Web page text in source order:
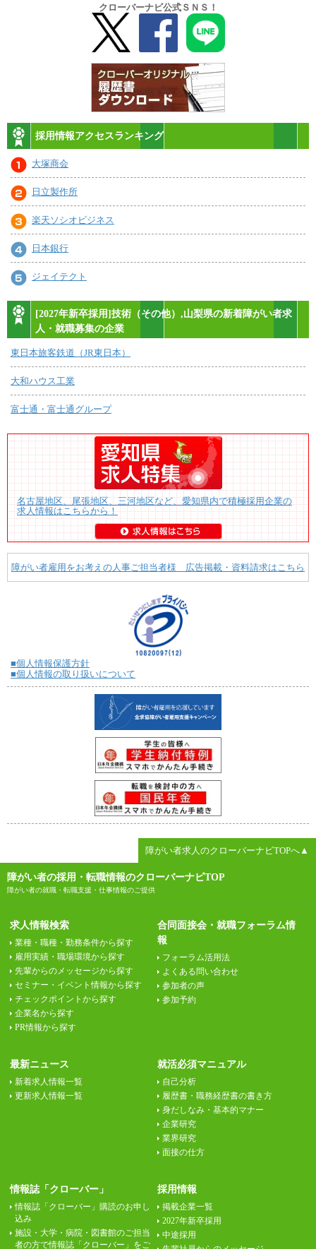
クローバーナビ公式ＳＮＳ！
採用情報アクセスランキング
大塚商会
日立製作所
楽天ソシオビジネス
日本銀行
ジェイテクト
[2027年新卒採用]技術（その他）,山梨県の新着障がい者求
人・就職募集の企業
東日本旅客鉄道（JR東日本）
大和ハウス工業
富士通・富士通グループ
名古屋地区、尾張地区、三河地区など、愛知県内で積極採用企業の
求人情報はこちらから！
障がい者雇用をお考えの人事ご担当者様 広告掲載・資料請求はこちら
■個人情報保護方針
■個人情報の取り扱いについて
障がい者求人のクローバーナビTOPへ▲
障がい者の採用・転職情報のクローバーナビTOP
障がい者の就職・転職支援・仕事情報のご提供
求人情報検索
業種・職種・勤務条件から探す
雇用実績・職場環境から探す
先輩からのメッセージから探す
セミナー・イベント情報から探す
チェックポイントから探す
企業名から探す
PR情報から探す
合同面接会・就職フォーラム情
報
フォーラム活用法
よくある問い合わせ
参加者の声
参加予約
最新ニュース
新着求人情報一覧
更新求人情報一覧
就活必須マニュアル
自己分析
履歴書・職務経歴書の書き方
身だしなみ・基本的マナー
企業研究
業界研究
面接の仕方
情報誌「クローバー」
情報誌「クローバー」購読のお申し
込み
施設・大学・病院・図書館のご担当
者の方で情報誌「クローバー」をご
採用情報
掲載企業一覧
2027年新卒採用
中途採用